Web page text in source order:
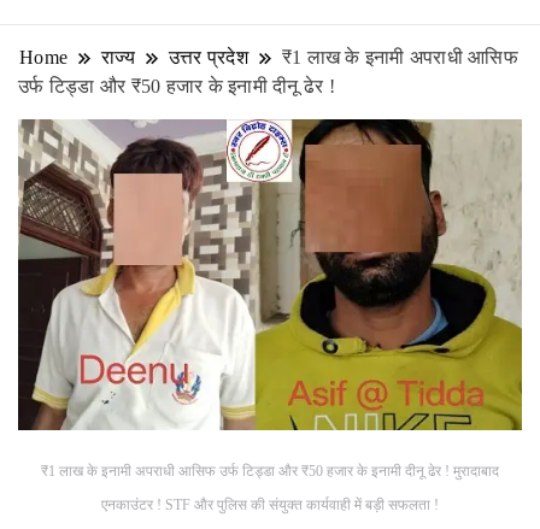
Home राज्य उत्तर प्रदेश
₹1 लाख के इनामी अपराधी आसिफ
उर्फ टिड्डा और ₹50 हजार के इनामी दीनू ढेर !
₹1 लाख के इनामी अपराधी आसिफ उर्फ टिड्डा और ₹50 हजार के इनामी दीनू ढेर ! मुरादाबाद
एनकाउंटर ! STF और पुलिस की संयुक्त कार्यवाही में बड़ी सफलता !